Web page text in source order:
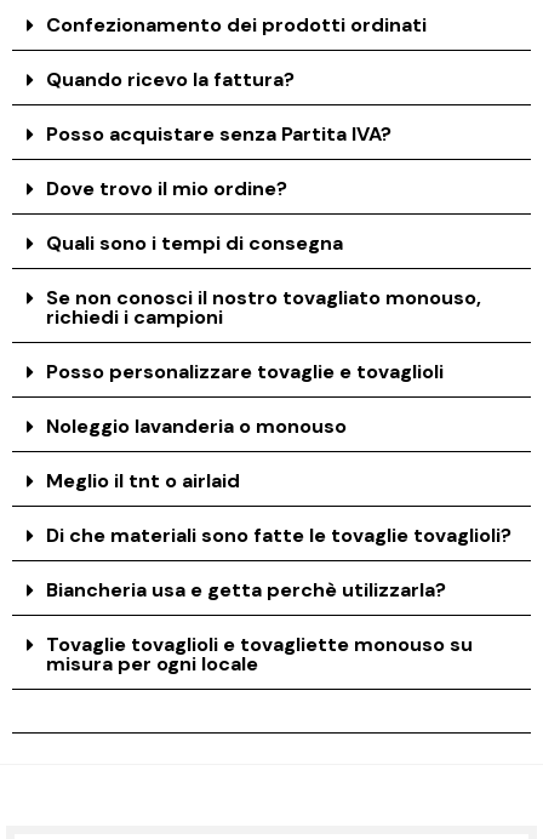
Confezionamento dei prodotti ordinati
Quando ricevo la fattura?
Posso acquistare senza Partita IVA?
Dove trovo il mio ordine?
Quali sono i tempi di consegna
Se non conosci il nostro tovagliato monouso,
richiedi i campioni
Posso personalizzare tovaglie e tovaglioli
Noleggio lavanderia o monouso
Meglio il tnt o airlaid
Di che materiali sono fatte le tovaglie tovaglioli?
Biancheria usa e getta perchè utilizzarla?
Tovaglie tovaglioli e tovagliette monouso su
misura per ogni locale